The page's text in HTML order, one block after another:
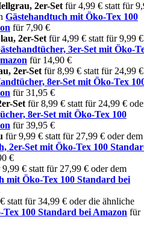
2er-Set für 4,99 € statt für
Gästehandtuch mit Öko-Tex 100
für 7,90 €
2er-Set für 4,99 € statt für 9,99 €
3er-Set mit Öko-
für 14,90 €
2er-Set für 8,99 € statt für 24,99 €
8er-Set mit Öko-Tex
für 31,95 €
Set für 8,99 € statt für 24,99 €
8er-Set mit Öko-Tex 100
für 39,95 €
für 9,99 € statt für 27,99 € oder dem
2er-Set mit Öko-Tex 100
€
€ statt für 27,99 € oder dem
mit Öko-Tex 100 Standard bei
statt für 34,99 € oder die ähnliche
100 Standard bei Amazon für